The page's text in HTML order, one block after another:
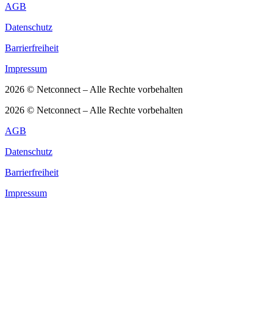
AGB
Datenschutz
Barrierfreiheit
Impressum
2026 © Netconnect – Alle Rechte vorbehalten
2026 © Netconnect – Alle Rechte vorbehalten
AGB
Datenschutz
Barrierfreiheit
Impressum